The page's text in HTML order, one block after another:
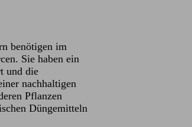
benötigen im
Sie haben ein
und die
nachhaltigen
Pflanzen
Düngemitteln